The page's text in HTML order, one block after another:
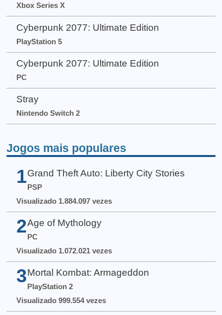
Xbox Series X
Cyberpunk 2077: Ultimate Edition
PlayStation 5
Cyberpunk 2077: Ultimate Edition
PC
Stray
Nintendo Switch 2
Jogos mais populares
1 Grand Theft Auto: Liberty City Stories
PSP
Visualizado 1.884.097 vezes
2 Age of Mythology
PC
Visualizado 1.072.021 vezes
3 Mortal Kombat: Armageddon
PlayStation 2
Visualizado 999.554 vezes